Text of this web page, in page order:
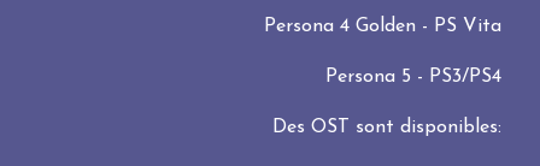
Persona 4 Golden - PS Vita
Persona 5 - PS3/PS4
Des OST sont disponibles: